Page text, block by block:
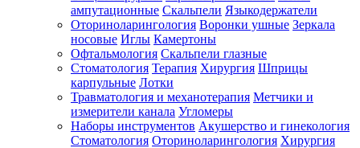
ампутационные Скальпели Языкодержатели
Оториноларингология Воронки ушные Зеркала
носовые Иглы Камертоны
Офтальмология Скальпели глазные
Стоматология Терапия Хирургия Шприцы
карпульные Лотки
Травматология и механотерапия Метчики и
измерители канала Угломеры
Наборы инструментов Акушерство и гинекология
Стоматология Оториноларингология Хирургия